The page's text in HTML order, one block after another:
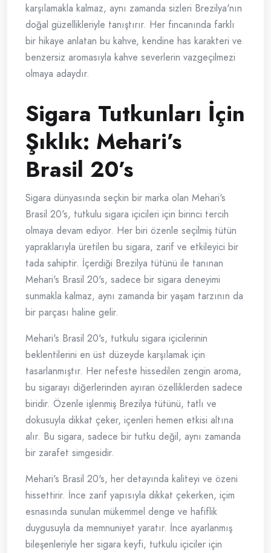
karşılamakla kalmaz, aynı zamanda sizleri Brezilya'nın
doğal güzellikleriyle tanıştırır. Her fincanında farklı
bir hikaye anlatan bu kahve, kendine has karakteri ve
benzersiz aromasıyla kahve severlerin vazgeçilmezi
olmaya adaydır.
Sigara Tutkunları İçin
Şıklık: Mehari’s
Brasil 20’s
Sigara dünyasında seçkin bir marka olan Mehari's
Brasil 20's, tutkulu sigara içicileri için birinci tercih
olmaya devam ediyor. Her biri özenle seçilmiş tütün
yapraklarıyla üretilen bu sigara, zarif ve etkileyici bir
tada sahiptir. İçerdiği Brezilya tütünü ile tanınan
Mehari's Brasil 20's, sadece bir sigara deneyimi
sunmakla kalmaz, aynı zamanda bir yaşam tarzının da
bir parçası haline gelir.
Mehari's Brasil 20's, tutkulu sigara içicilerinin
beklentilerini en üst düzeyde karşılamak için
tasarlanmıştır. Her nefeste hissedilen zengin aroma,
bu sigarayı diğerlerinden ayıran özelliklerden sadece
biridir. Özenle işlenmiş Brezilya tütünü, tatlı ve
dokusuyla dikkat çeker, içenleri hemen etkisi altına
alır. Bu sigara, sadece bir tutku değil, aynı zamanda
bir zarafet simgesidir.
Mehari's Brasil 20's, her detayında kaliteyi ve özeni
hissettirir. İnce zarif yapısıyla dikkat çekerken, içim
esnasında sunulan mükemmel denge ve hafiflik
duygusuyla da memnuniyet yaratır. İnce ayarlanmış
bileşenleriyle her sigara keyfi, tutkulu içiciler için